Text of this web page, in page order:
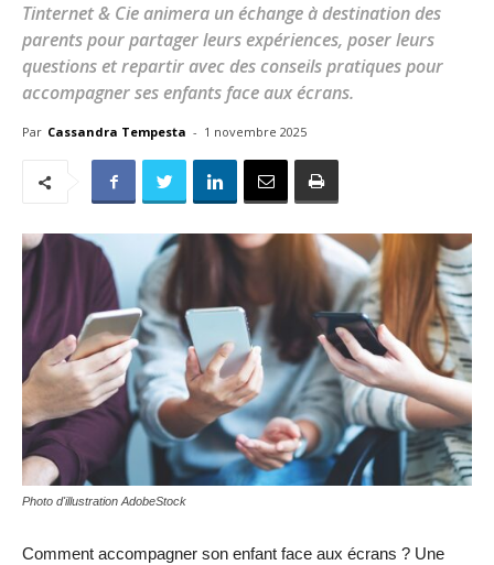
Tinternet & Cie animera un échange à destination des
parents pour partager leurs expériences, poser leurs
questions et repartir avec des conseils pratiques pour
accompagner ses enfants face aux écrans.
Par Cassandra Tempesta - 1 novembre 2025
Photo d'illustration AdobeStock
Comment accompagner son enfant face aux écrans ? Une